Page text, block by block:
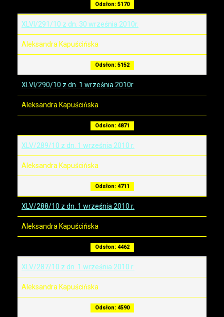
Odsłon: 5170
XLVI/291/10 z dn. 30 września 2010r.
Aleksandra Kapuścińska
Odsłon: 5152
XLVI/290/10 z dn. 1 września 2010r
Aleksandra Kapuścińska
Odsłon: 4871
XLV/289/10 z dn. 1 września 2010 r.
Aleksandra Kapuścińska
Odsłon: 4711
XLV/288/10 z dn. 1 września 2010 r.
Aleksandra Kapuścińska
Odsłon: 4462
XLV/287/10 z dn. 1 września 2010 r.
Aleksandra Kapuścińska
Odsłon: 4590